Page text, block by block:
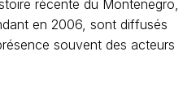
récente du Montenegro,
en 2006, sont diffusés
souvent des acteurs